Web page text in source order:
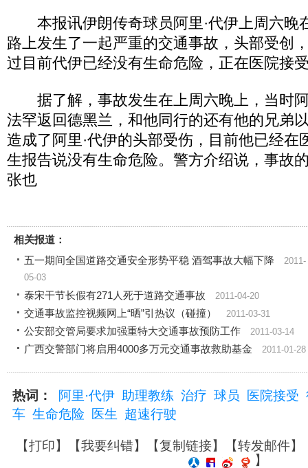
本报讯伊朗传奇球员阿里·代伊上周六晚
路上发生了一起严重的交通事故，头部受创
过目前代伊已经没有生命危险，正在医院接
据了解，事故发生在上周六晚上，当时阿
法罕返回德黑兰，和他同行的还有他的兄弟
造成了阿里·代伊的头部受伤，目前他已经在
生报告说没有生命危险。警方介绍说，事故
张也
相关报道：
五一期间全国道路交通安全形势平稳 酒驾事故大幅下降
2011-
05-03
泰宋干节长假有271人死于道路交通事故
2011-04-20
交通事故监控视频网上“晒”引热议（碰撞） 2011-03-31
公安部交管局要求加强重特大交通事故预防工作 2011-03-14
广西交警部门将启用4000多万元交通事故救助基金 2011-01-28
热词： 阿里·代伊 助理教练 治疗 球员 医院接受
车 生命危险 医生 超速行驶
【打印】【我要纠错】【复制链接】【转发邮件】
】